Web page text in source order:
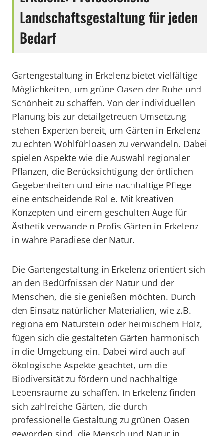
Landschaftsgestaltung für jeden
Bedarf
Gartengestaltung in Erkelenz bietet vielfältige
Möglichkeiten, um grüne Oasen der Ruhe und
Schönheit zu schaffen. Von der individuellen
Planung bis zur detailgetreuen Umsetzung
stehen Experten bereit, um Gärten in Erkelenz
zu echten Wohlfühloasen zu verwandeln. Dabei
spielen Aspekte wie die Auswahl regionaler
Pflanzen, die Berücksichtigung der örtlichen
Gegebenheiten und eine nachhaltige Pflege
eine entscheidende Rolle. Mit kreativen
Konzepten und einem geschulten Auge für
Ästhetik verwandeln Profis Gärten in Erkelenz
in wahre Paradiese der Natur.
Die Gartengestaltung in Erkelenz orientiert sich
an den Bedürfnissen der Natur und der
Menschen, die sie genießen möchten. Durch
den Einsatz natürlicher Materialien, wie z.B.
regionalem Naturstein oder heimischem Holz,
fügen sich die gestalteten Gärten harmonisch
in die Umgebung ein. Dabei wird auch auf
ökologische Aspekte geachtet, um die
Biodiversität zu fördern und nachhaltige
Lebensräume zu schaffen. In Erkelenz finden
sich zahlreiche Gärten, die durch
professionelle Gestaltung zu grünen Oasen
geworden sind, die Mensch und Natur in